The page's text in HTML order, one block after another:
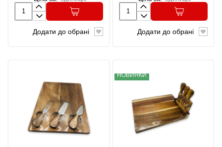
Додати до обрані Додати до обрані
НОВИНКИ